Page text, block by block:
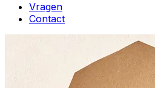
Vragen
Contact